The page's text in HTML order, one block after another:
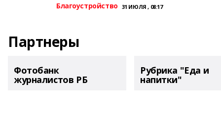
Благоустройство 31 ИЮЛЯ , 08:17
Партнеры
Фотобанк
журналистов РБ
Рубрика "Еда и
напитки"